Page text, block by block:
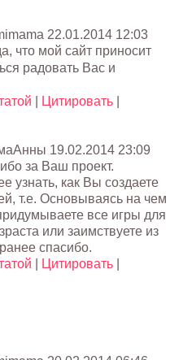
22.01.2014 12:03
что мой сайт приносит
радовать Вас и
Цитировать
19.02.2014 23:09
за Ваш проект.
узнать, как Вы создаете
т.е. Основываясь на чем
все игры для
или заимствуете из
спасибо.
Цитировать